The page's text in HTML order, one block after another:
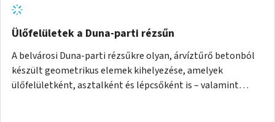
Ülőfelületek a Duna-parti rézsűn
A belvárosi Duna-parti rézsűkre olyan, árvíztűrő betonból
készült geometrikus elemek kihelyezése, amelyek
ülőfelületként, asztalként és lépcsőként is – valamint